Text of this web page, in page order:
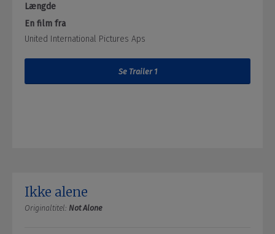
Længde
En film fra
United International Pictures Aps
Se Trailer 1
Ikke alene
Originaltitel: Not Alone